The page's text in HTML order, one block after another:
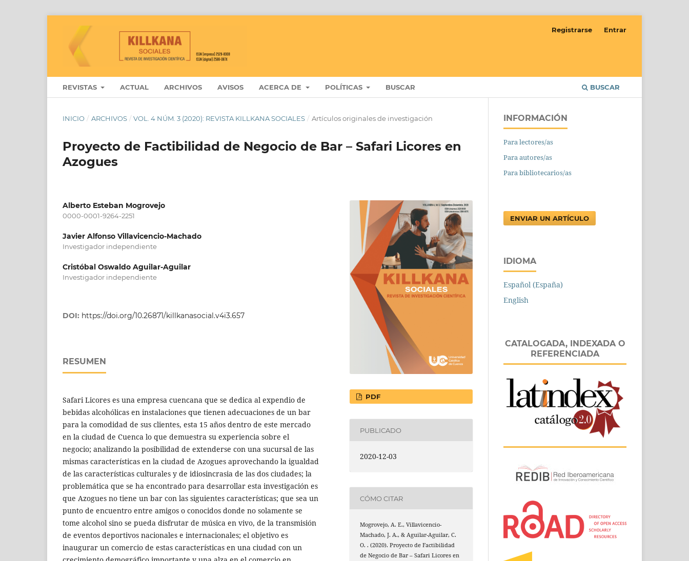
REVISTAS ACTUAL ARCHIVOS AVISOS ACERCA DE POLÍTICAS BUSCAR BUSCAR
Registrarse Entrar
INICIO / ARCHIVOS / VOL. 4 NÚM. 3 (2020): REVISTA KILLKANA SOCIALES / Artículos originales de investigación
Proyecto de Factibilidad de Negocio de Bar – Safari Licores en
Azogues
Alberto Esteban Mogrovejo
0000-0001-9264-2251
Javier Alfonso Villavicencio-Machado
Investigador independiente
Cristóbal Oswaldo Aguilar-Aguilar
Investigador independiente
DOI: https://doi.org/10.26871/killkanasocial.v4i3.657
RESUMEN
Safari Licores es una empresa cuencana que se dedica al expendio de
bebidas alcohólicas en instalaciones que tienen adecuaciones de un bar
para la comodidad de sus clientes, esta 15 años dentro de este mercado
en la ciudad de Cuenca lo que demuestra su experiencia sobre el
negocio; analizando la posibilidad de extenderse con una sucursal de las
mismas características en la ciudad de Azogues aprovechando la igualdad
de las características culturales y de idiosincrasia de las dos ciudades; la
problemática que se ha encontrado para desarrollar esta investigación es
que Azogues no tiene un bar con las siguientes características; que sea un
punto de encuentro entre amigos o conocidos donde no solamente se
tome alcohol sino se pueda disfrutar de música en vivo, de la transmisión
de eventos deportivos nacionales e internacionales; el objetivo es
inaugurar un comercio de estas características en una ciudad con un
PDF
PUBLICADO
2020-12-03
CÓMO CITAR
Mogrovejo, A. E., Villavicencio-
Machado, J. A., & Aguilar-Aguilar, C.
O. . (2020). Proyecto de Factibilidad
de Negocio de Bar – Safari Licores en
INFORMACIÓN
Para lectores/as
Para autores/as
Para bibliotecarios/as
ENVIAR UN ARTÍCULO
IDIOMA
Español (España)
English
CATALOGADA, INDEXADA O
REFERENCIADA